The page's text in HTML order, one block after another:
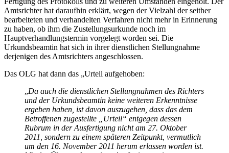
Amtsrichter hat daraufhin erklärt, wegen der Vielzahl der seither
bearbeiteten und verhandelten Verfahren nicht mehr in Erinnerung
zu haben, ob ihm die Zustellungsurkunde noch im
Hauptverhandlungstermin vorgelegt worden sei. Die
Urkundsbeamtin hat sich in ihrer dienstlichen Stellungnahme
derjenigen des Amtsrichters angeschlossen.
Das OLG hat dann das „Urteil aufgehoben:
„Da auch die dienstlichen Stellungnahmen des Richters
und der Urkundsbeamtin keine weiteren Erkenntnisse
ergeben haben, ist davon auszugehen, dass das dem
Betroffenen zugestellte „Urteil“ entgegen dessen
Rubrum in der Ausfertigung nicht am 27. Oktober
2011, sondern zu einem späteren Zeitpunkt, vermutlich
um den 16. November 2011 herum erlassen worden ist.